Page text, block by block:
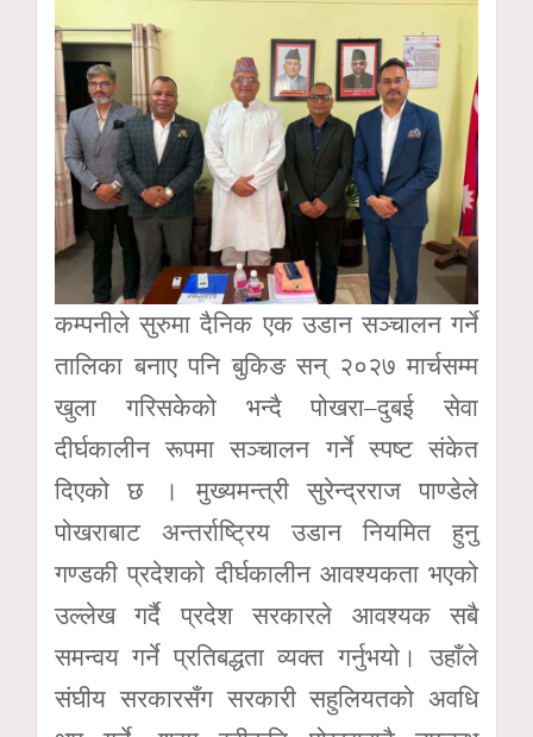
कम्पनीले सुरुमा दैनिक एक उडान सञ्चालन गर्ने
तालिका बनाए पनि बुकिङ सन् २०२७ मार्चसम्म
खुला गरिसकेको भन्दै पोखरा–दुबई सेवा
दीर्घकालीन रूपमा सञ्चालन गर्ने स्पष्ट संकेत
दिएको छ । मुख्यमन्त्री सुरेन्द्रराज पाण्डेले
पोखराबाट अन्तर्राष्ट्रिय उडान नियमित हुनु
गण्डकी प्रदेशको दीर्घकालीन आवश्यकता भएको
उल्लेख गर्दै प्रदेश सरकारले आवश्यक सबै
समन्वय गर्ने प्रतिबद्धता व्यक्त गर्नुभयो। उहाँले
संघीय सरकारसँग सरकारी सहुलियतको अवधि